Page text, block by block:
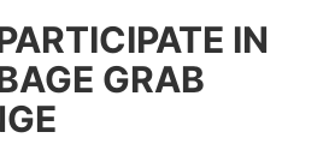
IN
GRAB